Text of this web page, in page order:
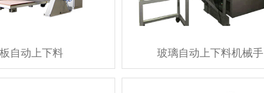
自动上下料 玻璃自动上下料机械手